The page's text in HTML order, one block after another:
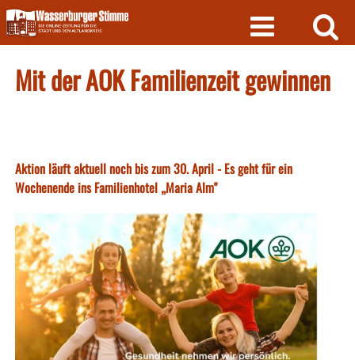
Skip
to
content
Mit der AOK Familienzeit gewinnen
Aktion läuft aktuell noch bis zum 30. April - Es geht für ein
Wochenende ins Familienhotel „Maria Alm"